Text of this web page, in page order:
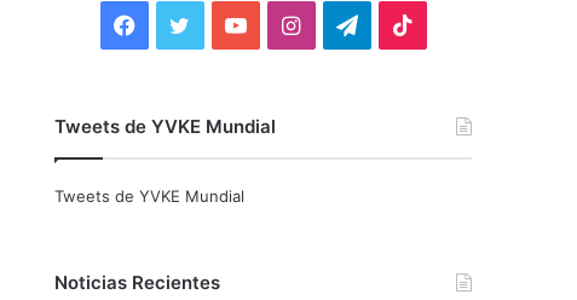
F
c
i
Y
u
I
T
Tweets de YVKE Mundial
Tweets de YVKE Mundial
Noticias Recientes